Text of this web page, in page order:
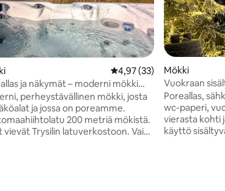
4,91/5, 146 arvostelua
Keskimääräinen arvio 4,97/
4,97 (33)
ja näkymät – moderni mökki
Trysil alpinia
perheystävällinen mökki, josta
ja jossa on poreamme.
200 metriä mökistä.
vievät Trysilin latuverkostoon. Vain
Mökki
Vuokraan
poreallas ja
Poreallas,
wc-paperi,
vierasta kohti
käyttö sisältyvät